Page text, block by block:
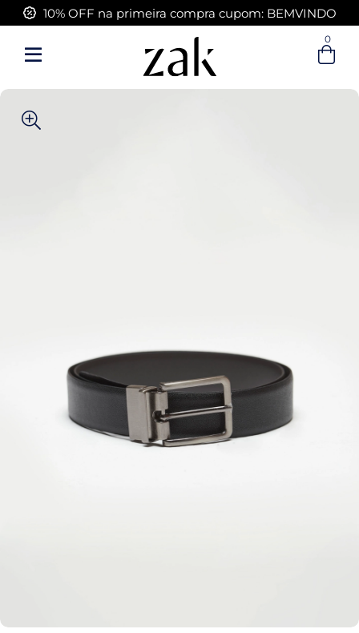
Entre com email ou cpf/cnpj
Criar nova conta
10% OFF na primeira compra cupom: BEMVINDO
FRETE GRÁTIS acima de R$ 399,00
0